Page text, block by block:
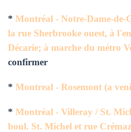
* Montréal - Notre-Dame-de-
la rue Sherbrooke ouest, à
Décarie; à marche du métro
confirmer
* Montreal - Rosemont (a
* Montréal - Villeray / St.
boul. St. Michel et rue